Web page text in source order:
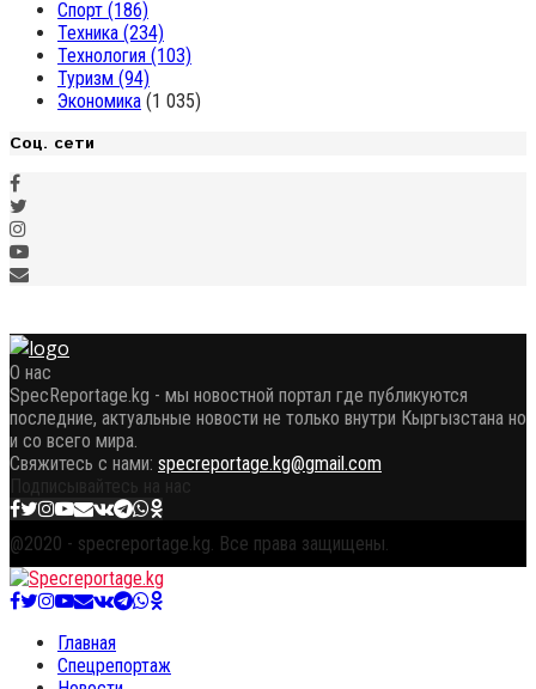
Спорт (186)
Техника (234)
Технология (103)
Туризм (94)
Экономика (1 035)
Соц. сети
О нас
SpecReportage.kg - мы новостной портал где публикуются
последние, актуальные новости не только внутри Кыргызстана но
и со всего мира.
Свяжитесь с нами: specreportage.kg@gmail.com
Подписывайтесь на нас
Facebook
Twitter
Instagram
Youtube
Email
VkTelegram
Whatsapp
OK
@2020 - specreportage.kg. Все права защищены.
Facebook
Twitter
Instagram
Youtube
Email
VkTelegram
Whatsapp
OK
Главная
Спецрепортаж